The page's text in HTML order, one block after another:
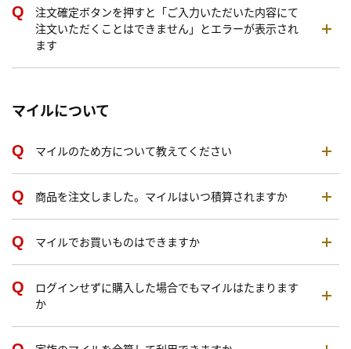
注文確定ボタンを押すと「ご入力いただいた内容にて
注文いただくことはできません」とエラーが表示され
ます
マイルについて
マイルのため方について教えてください
商品を注文しました。マイルはいつ積算されますか
マイルでお買いものはできますか
ログインせずに購入した場合でもマイルはたまります
か